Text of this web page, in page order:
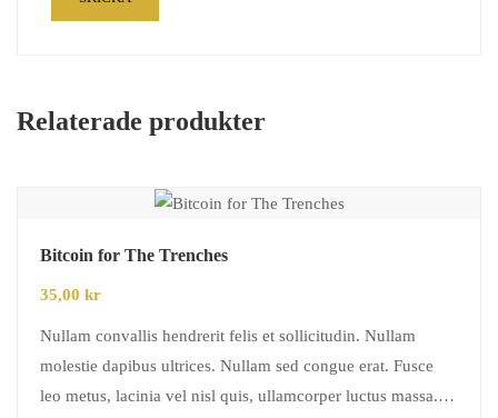
Relaterade produkter
Bitcoin for The Trenches
35,00 kr
Nullam convallis hendrerit felis et sollicitudin. Nullam
molestie dapibus ultrices. Nullam sed congue erat. Fusce
leo metus, lacinia vel nisl quis, ullamcorper luctus massa.